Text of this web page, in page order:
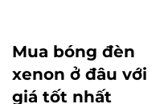
Mua bóng đèn
xenon ở đâu với
giá tốt nhất